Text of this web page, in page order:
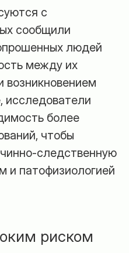
с
сообщили
людей
между их
возникновением
исследователи
более
чтобы
следственную
и патофизиологией
риском